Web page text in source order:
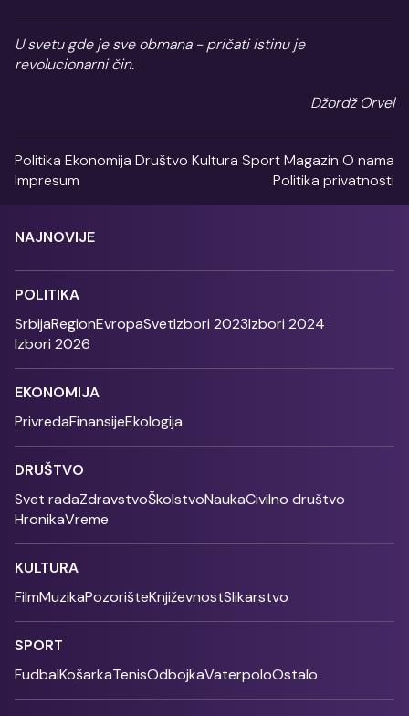
U svetu gde je sve obmana - pričati istinu je
revolucionarni čin.
Džordž Orvel
Politika Ekonomija Društvo Kultura SportMagazin O nama
Impresum
Politika privatnosti
NAJNOVIJE
POLITIKA
SrbijaRegionEvropaSvetIzbori 2023Izbori 2024
Izbori 2026
EKONOMIJA
PrivredaFinansijeEkologija
DRUŠTVO
Svet radaZdravstvoŠkolstvoNaukaCivilno društvo
HronikaVreme
KULTURA
FilmMuzikaPozorišteKnjiževnostSlikarstvo
SPORT
FudbalKošarkaTenisOdbojkaVaterpoloOstalo